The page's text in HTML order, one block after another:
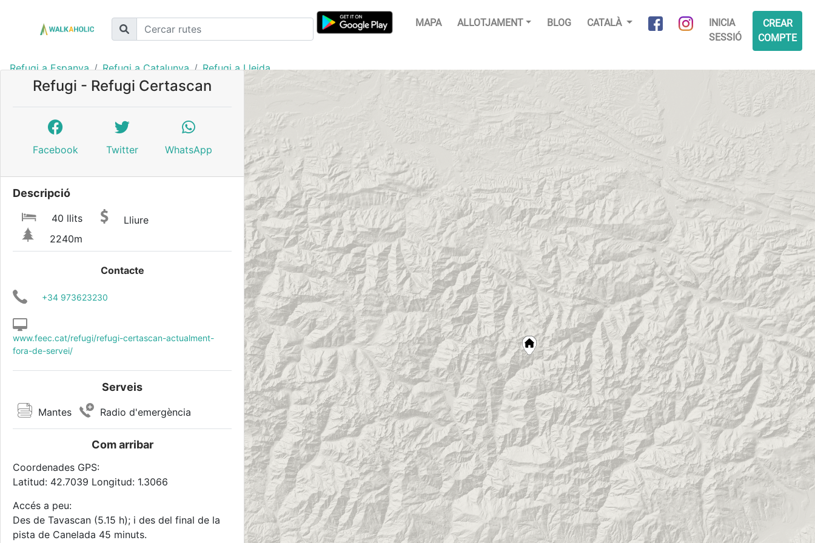
MAPA ALLOTJAMENT BLOG CATALÀ
INICIA
SESSIÓ
CREAR
COMPTE
Refugi a Espanya Refugi a Catalunya Refugi a Lleida
Refugi - Refugi Certascan
Facebook Twitter WhatsApp
Descripció
40 llits
Lliure
2240m
Contacte
+34 973623230
www.feec.cat/refugi/refugi-certascan-actualment-
fora-de-servei/
Serveis
Mantes Radio d'emergència
Com arribar
Coordenades GPS:
Latitud: 42.7039 Longitud: 1.3066
Accés a peu:
Des de Tavascan (5.15 h); i des del final de la
pista de Canelada 45 minuts.